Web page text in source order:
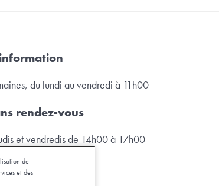
du lundi au vendredi à 11h00
rendez-vous
et vendredis de 14h00 à 17h00
| Mentions légales
de
et des